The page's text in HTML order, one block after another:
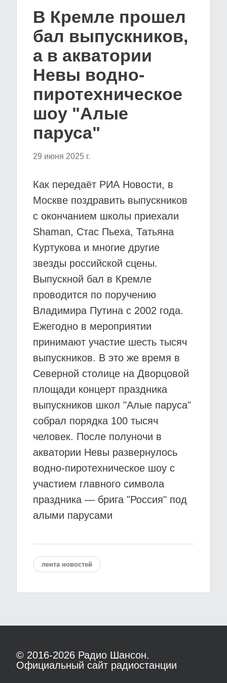
В Кремле прошел
бал выпускников,
а в акватории
Невы водно-
пиротехническое
шоу "Алые
паруса"
29 июня 2025 г.
Как передаёт РИА Новости, в
Москве поздравить выпускников
с окончанием школы приехали
Shaman, Стас Пьеха, Татьяна
Куртукова и многие другие
звезды российской сцены.
Выпускной бал в Кремле
проводится по поручению
Владимира Путина с 2002 года.
Ежегодно в мероприятии
принимают участие шесть тысяч
выпускников. В это же время в
Северной столице на Дворцовой
площади концерт праздника
выпускников школ "Алые паруса"
собрал порядка 100 тысяч
человек. После полуночи в
акватории Невы развернулось
водно-пиротехническое шоу с
участием главного символа
праздника — брига "Россия" под
алыми парусами
лента новостей
© 2016-2026 Радио Шансон.
Официальный сайт радиостанции